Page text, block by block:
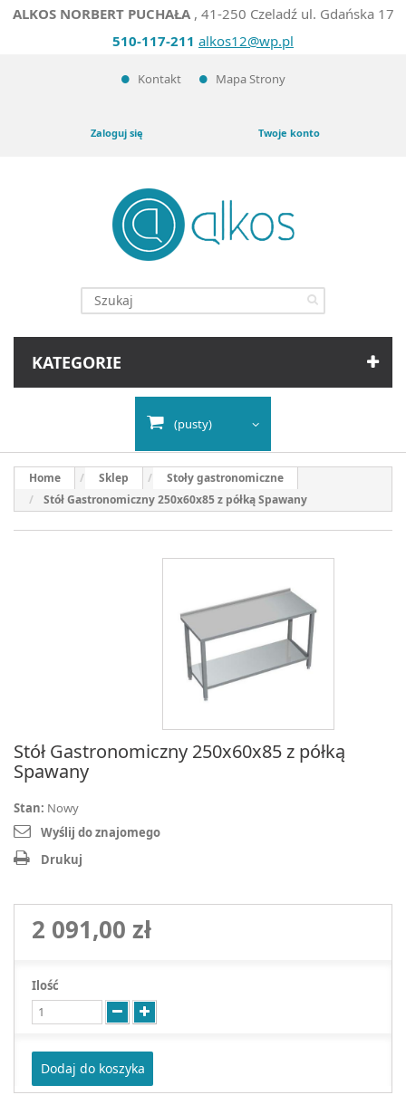
ALKOS NORBERT PUCHAŁA, 41-250 Czeladź ul. Gdańska 17
510-117-211 alkos12@wp.pl
Kontakt Mapa Strony
Zaloguj się Twoje konto
KATEGORIE
(pusty)
Home Sklep
Stoły gastronomiczne
Stół Gastronomiczny 250x60x85 z półką Spawany
Stół Gastronomiczny 250x60x85 z półką
Spawany
Stan: Nowy
Wyślij do znajomego
Drukuj
2 091,00 zł
Ilość
Dodaj do koszyka